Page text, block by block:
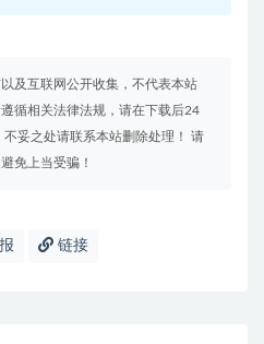
及互联网公开收集，不代表本站
循相关法律法规，请在下载后24
妥之处请联系本站删除处理！ 请
免上当受骗！
链接